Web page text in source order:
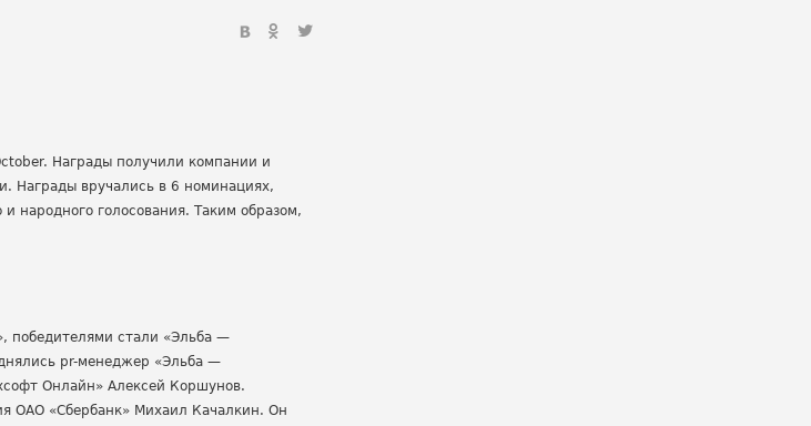
Награды получили компании и
Награды вручались в 6 номинациях,
народного голосования. Таким образом,
победителями стали «Эльба —
pr-менеджер «Эльба —
Онлайн» Алексей Коршунов.
ОАО «Сбербанк» Михаил Качалкин. Он